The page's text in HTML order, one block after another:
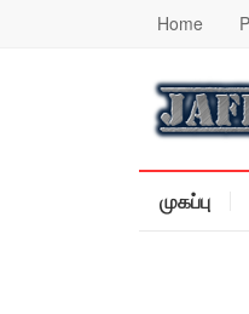
Home
முகப்பு